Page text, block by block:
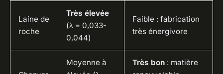
Laine de
roche
Très élevée
(λ = 0,033-
0,044)
Faible : fabrication
très énergivore
Moyenne à
Très bon : matière